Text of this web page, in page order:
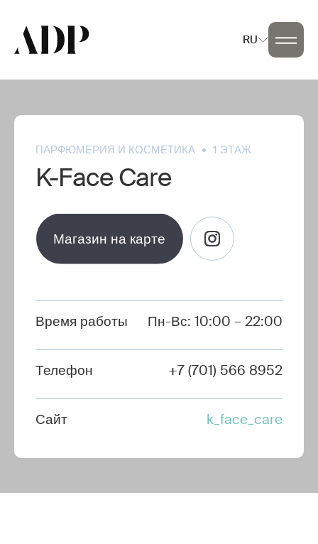
RU
ПАРФЮМЕРИЯ И КОСМЕТИКА 1 ЭТАЖ
K-Face Care
Магазин на карте
Время работы Пн-Вс: 10:00 – 22:00
Телефон +7 (701) 566 8952
Сайт k_face_care